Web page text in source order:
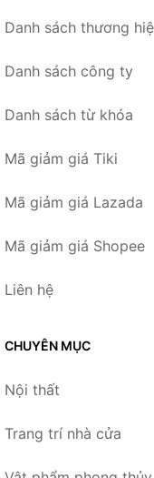
Danh sách thương
Danh sách công ty
Danh sách từ khóa
Mã giảm giá Tiki
Mã giảm giá Lazada
Mã giảm giá Shopee
Liên hệ
CHUYÊN MỤC
Nội thất
Trang trí nhà cửa